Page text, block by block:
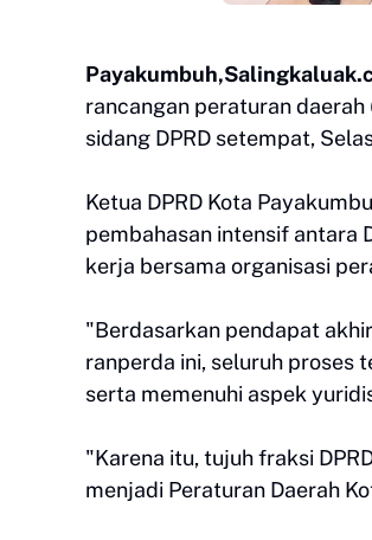
rancangan peraturan
sidang DPRD setempat,
Ketua DPRD Kota
pembahasan intensif antara
kerja bersama organisasi
"Berdasarkan pendapat
ranperda ini, seluruh proses
serta memenuhi aspek
"Karena itu, tujuh fraksi
menjadi Peraturan Daerah